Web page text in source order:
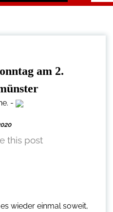
am 2.
-
this post
wieder einmal soweit,